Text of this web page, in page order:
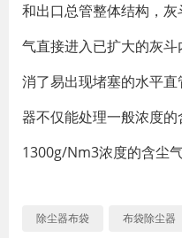
和出口总管整体结构，
气直接进入已扩大的灰
消了易出现堵塞的水平
器不仅能处理一般浓度
1300g/Nm3浓度的含尘气
除尘器布袋 布袋除尘器